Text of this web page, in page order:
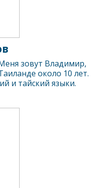
зовут Владимир,
около 10 лет.
и тайский языки.